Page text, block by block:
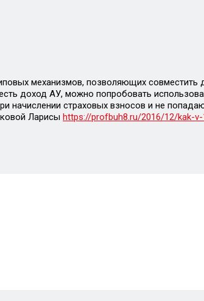
механизмов, позволяющих совместить
доход АУ, можно попробовать
начислении страховых взносов и не
Ларисы https://profbuh8.ru/2016/12/kak-